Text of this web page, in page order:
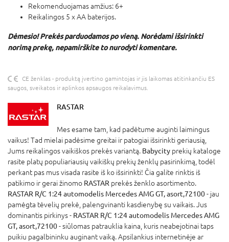
Rekomenduojamas amžius: 6+
Reikalingos 5 x AA baterijos.
Dėmesio! Prekės parduodamos po vieną. Norėdami išsirinkti
norimą prekę, nepamirškite to nurodyti komentare.
CE ženklas - produktą įvertino gamintojas ir jis laikomas atitinkančiu ES
saugos, sveikatos ir aplinkos apsaugos reikalavimus.
RASTAR
Mes esame tam, kad padėtume auginti laimingus
vaikus! Tad mielai padėsime greitai ir patogiai išsirinkti geriausią,
Jums reikalingos vaikiškos prekės variantą. Babycity prekių kataloge
rasite platų populiariausių vaikiškų prekių ženklų pasirinkimą, todėl
perkant pas mus visada rasite iš ko išsirinkti! Čia galite rinktis iš
patikimo ir gerai žinomo RASTAR prekės ženklo asortimento.
RASTAR R/C 1:24 automodelis Mercedes AMG GT, asort,72100- jau
pamėgta tėvelių prekė, palengvinanti kasdienybę su vaikais. Jus
dominantis pirkinys - RASTAR R/C 1:24 automodelis Mercedes AMG
GT, asort,72100- siūlomas patrauklia kaina, kuris neabejotinai taps
puikiu pagalbininku auginant vaiką. Apsilankius internetinėje ar